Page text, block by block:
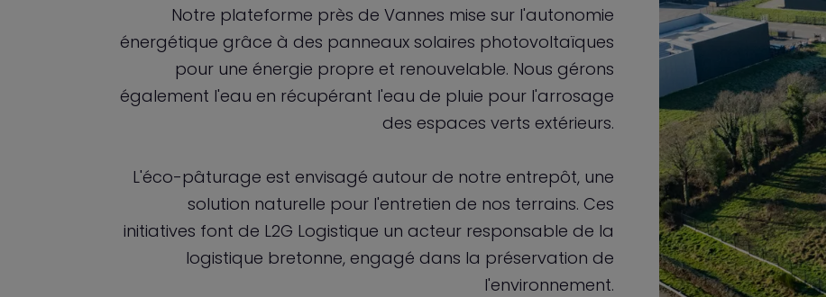
Notre plateforme près de Vannes mise sur l'autonomie
énergétique grâce à des panneaux solaires photovoltaïques
pour une énergie propre et renouvelable. Nous gérons
également l'eau en récupérant l'eau de pluie pour l'arrosage
des espaces verts extérieurs.
L'éco-pâturage est envisagé autour de notre entrepôt, une
solution naturelle pour l'entretien de nos terrains. Ces
initiatives font de L2G Logistique un acteur responsable de la
logistique bretonne, engagé dans la préservation de
l'environnement.